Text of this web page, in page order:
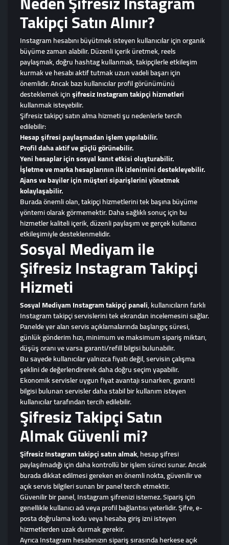
Takipçi Satın Alınır?
Instagram hesabını büyütmek isteyen kullanıcılar için organik
büyüme zaman alabilir. Düzenli içerik üretmek, reels
paylaşmak, doğru hashtag kullanmak, takipçilerle etkileşim
kurmak ve hesabı aktif tutmak uzun vadeli başarı için
önemlidir. Ancak bazı kullanıcılar profil görünümünü
desteklemek içinşifresiz Instagram takipçi hizmetleri
kullanmak isteyebilir.
Şifresiz takipçi satın alma hizmeti şu nedenlerle tercih
edilebilir:
Hesap şifresi paylaşmadan işlem yapılabilir.
Profil daha aktif ve güçlü görünebilir.
Yeni hesaplar için sosyal kanıt etkisi oluşturabilir.
İşletme ve marka hesaplarının ilk izlenimini destekleyebilir.
Ajans ve bayiler için müşteri siparişlerini yönetmek
kolaylaşabilir.
Burada önemli olan, takipçi hizmetlerini tek başına büyüme
yöntemi olarak görmemektir. Daha sağlıklı sonuç için bu
hizmetler kaliteli içerik, düzenli paylaşım ve gerçek kullanıcı
etkileşimiyle desteklenmelidir.
Sosyal Mediyam ile
Şifresiz Instagram Takipçi
Hizmeti
Sosyal Mediyam Instagram takipçi paneli, kullanıcıların farklı
Instagram takipçi servislerini tek ekrandan incelemesini sağlar.
Panelde yer alan servis açıklamalarında başlangıç süresi,
günlük gönderim hızı, minimum ve maksimum sipariş miktarı,
düşüş oranı ve varsa garanti/refill bilgisi bulunabilir.
Bu sayede kullanıcılar yalnızca fiyatı değil, servisin çalışma
şeklini de değerlendirerek daha doğru seçim yapabilir.
Ekonomik servisler uygun fiyat avantajı sunarken, garanti
bilgisi bulunan servisler daha stabil bir kullanım isteyen
kullanıcılar tarafından tercih edilebilir.
Şifresiz Takipçi Satın
Almak Güvenli mi?
Şifresiz Instagram takipçi satın almak, hesap şifresi
paylaşılmadığı için daha kontrollü bir işlem süreci sunar. Ancak
burada dikkat edilmesi gereken en önemli nokta, güvenilir ve
açık servis bilgileri sunan bir panel tercih etmektir.
Güvenilir bir panel, Instagram şifrenizi istemez. Sipariş için
genellikle kullanıcı adı veya profil bağlantısı yeterlidir. Şifre, e-
posta doğrulama kodu veya hesaba giriş izni isteyen
hizmetlerden uzak durmak gerekir.
Ayrıca Instagram hesabınızın sipariş sırasında herkese açık